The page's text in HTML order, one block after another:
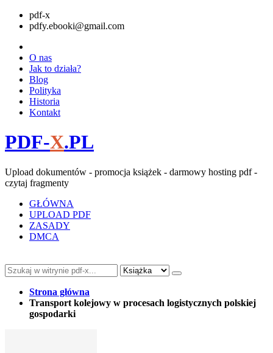
pdf-x
pdfy.ebooki@gmail.com
O nas
Jak to działa?
Blog
Polityka
Historia
Kontakt
PDF-X.PL
Upload dokumentów - promocja książek - darmowy hosting pdf -
czytaj fragmenty
GŁÓWNA
UPLOAD PDF
ZASADY
DMCA
Strona główna
Transport kolejowy w procesach logistycznych polskiej
gospodarki